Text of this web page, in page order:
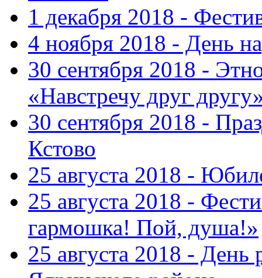
1 декабря 2018 -
4 ноября 2018 - День
30 сентября 2018 -
«Навстречу друг
30 сентября 2018 -
Кстово
25 августа 2018 -
25 августа 2018 -
гармошка! Пой, душа!»
25 августа 2018 -